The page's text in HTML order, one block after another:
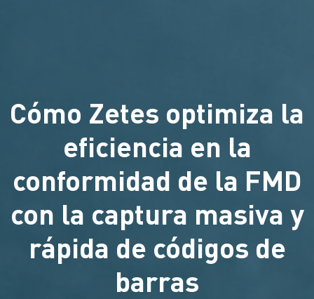
Cómo Zetes optimiza la
eficiencia en la
conformidad de la FMD
con la captura masiva y
rápida de códigos de
barras